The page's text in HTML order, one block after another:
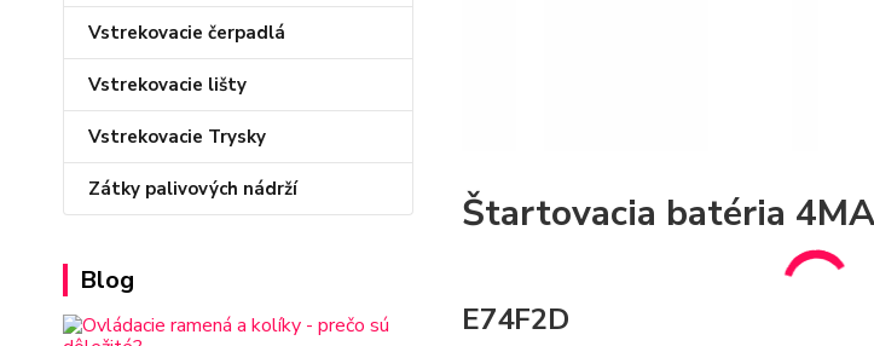
Vstrekovacie čerpadlá
Vstrekovacie lišty
Vstrekovacie Trysky
Zátky palivových nádrží
Blog
Štartovacia batéria
E74F2D